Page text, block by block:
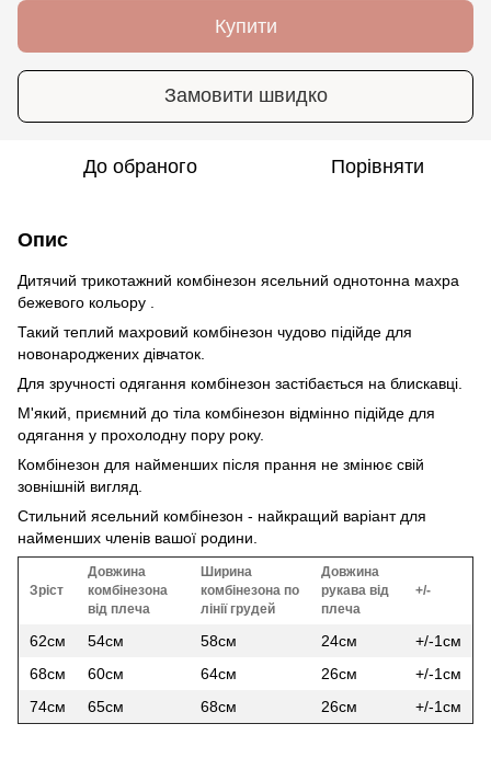
Купити
Замовити швидко
До обраного Порівняти
Опис
Дитячий трикотажний комбінезон ясельний однотонна махра
бежевого кольору .
Такий теплий махровий комбінезон чудово підійде для
новонароджених дівчаток.
Для зручності одягання комбінезон застібається на блискавці.
М'який, приємний до тіла комбінезон відмінно підійде для
одягання у прохолодну пору року.
Комбінезон для найменших після прання не змінює свій
зовнішній вигляд.
Стильний ясельний комбінезон - найкращий варіант для
найменших членів вашої родини.
Зріст
Довжина
комбінезона
від плеча
Ширина
комбінезона по
лінії грудей
Довжина
рукава від
плеча
+/-
62см 54см 58см 24см
+/-1см
68см
60см 64см 26см
+/-1см
74см
65см 68см 26см +/-1см